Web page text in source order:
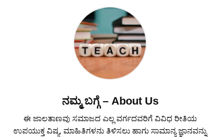
ನಮ್ಮ ಬಗ್ಗೆ – About Us
ಈ ಜಾಲತಾಣವು ಸಮಾಜದ ಎಲ್ಲ ವರ್ಗದವರಿಗೆ ವಿವಿಧ ರೀತಿಯ
ಉಪಯುಕ್ತ ವಿಷ್ಯ, ಮಾಹಿತಿಗಳನು ತಿಳಿಸಲು ಹಾಗು ಸಾಮಾನ್ಯ ಜ್ಞಾನವನ್ನು